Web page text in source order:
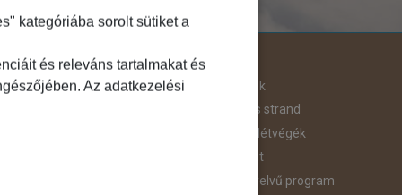
Útjellemző
Adventi út
Hegyvidék
Homokos strand
Hosszú Hétvégék
Húsvéti út
idegennyelvű program
kategóriába sorolt sütiket a
és releváns tartalmakat és
Az adatkezelési